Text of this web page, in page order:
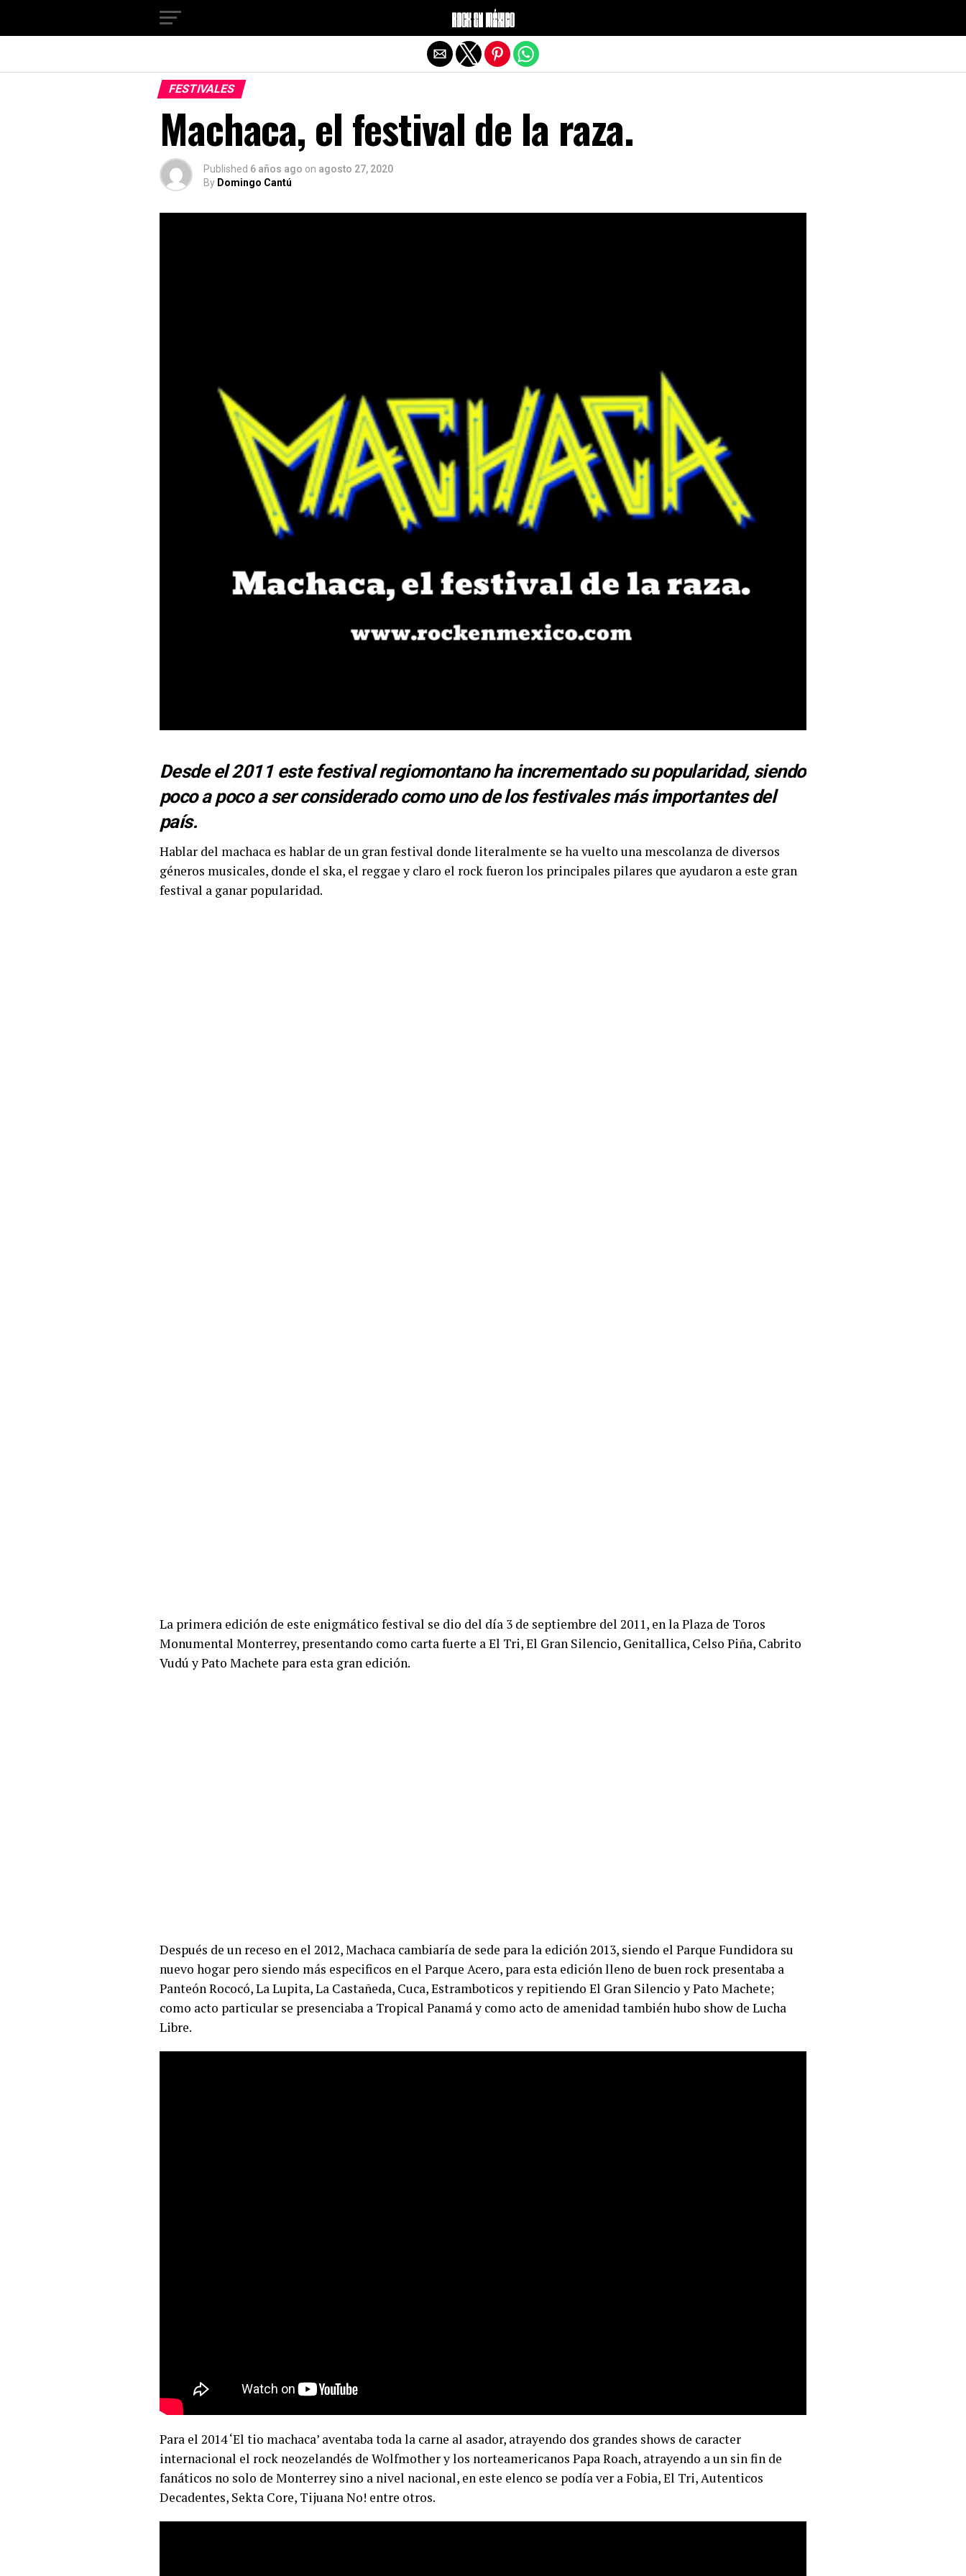
FESTIVALES
Machaca, el festival de la raza.
Published 6 años ago on agosto 27, 2020
By Domingo Cantú
Desde el 2011 este festival regiomontano ha incrementado su popularidad, siendo
poco a poco a ser considerado como uno de los festivales más importantes del
país.
Hablar del machaca es hablar de un gran festival donde literalmente se ha vuelto una mescolanza de diversos
géneros musicales, donde el ska, el reggae y claro el rock fueron los principales pilares que ayudaron a este gran
festival a ganar popularidad.
La primera edición de este enigmático festival se dio del día 3 de septiembre del 2011, en la Plaza de Toros
Monumental Monterrey, presentando como carta fuerte a El Tri, El Gran Silencio, Genitallica, Celso Piña, Cabrito
Vudú y Pato Machete para esta gran edición.
Después de un receso en el 2012, Machaca cambiaría de sede para la edición 2013, siendo el Parque Fundidora su
nuevo hogar pero siendo más especificos en el Parque Acero, para esta edición lleno de buen rock presentaba a
Panteón Rococó, La Lupita, La Castañeda, Cuca, Estramboticos y repitiendo El Gran Silencio y Pato Machete;
como acto particular se presenciaba a Tropical Panamá y como acto de amenidad también hubo show de Lucha
Libre.
Para el 2014 ‘El tio machaca’ aventaba toda la carne al asador, atrayendo dos grandes shows de caracter
internacional el rock neozelandés de Wolfmother y los norteamericanos Papa Roach, atrayendo a un sin fin de
fanáticos no solo de Monterrey sino a nivel nacional, en este elenco se podía ver a Fobia, El Tri, Autenticos
Decadentes, Sekta Core, Tijuana No! entre otros.
Salir de la versión móvil